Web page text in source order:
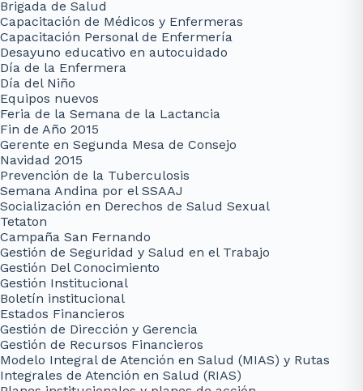
Brigada de Salud
Capacitación de Médicos y Enfermeras
Capacitación Personal de Enfermería
Desayuno educativo en autocuidado
Día de la Enfermera
Día del Niño
Equipos nuevos
Feria de la Semana de la Lactancia
Fin de Año 2015
Gerente en Segunda Mesa de Consejo
Navidad 2015
Prevención de la Tuberculosis
Semana Andina por el SSAAJ
Socialización en Derechos de Salud Sexual
Tetaton
Campaña San Fernando
Gestión de Seguridad y Salud en el Trabajo
Gestión Del Conocimiento
Gestión Institucional
Boletín institucional
Estados Financieros
Gestión de Dirección y Gerencia
Gestión de Recursos Financieros
Modelo Integral de Atención en Salud (MIAS) y Rutas
Integrales de Atención en Salud (RIAS)